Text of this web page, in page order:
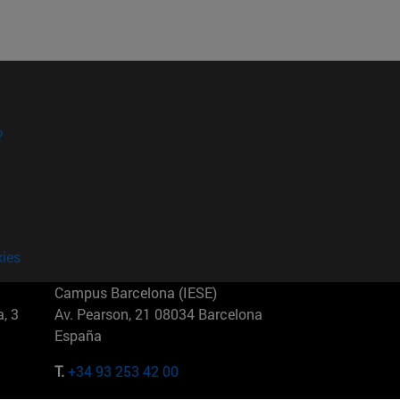
3
Campus Barcelona (IESE)
Av. Pearson, 21 08034 Barcelona
España
T.+34 93 253 42 00